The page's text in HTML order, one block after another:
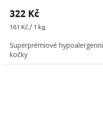
322 Kč
Měrná
161 Kč / 1 kg
Superprémiové
kočky